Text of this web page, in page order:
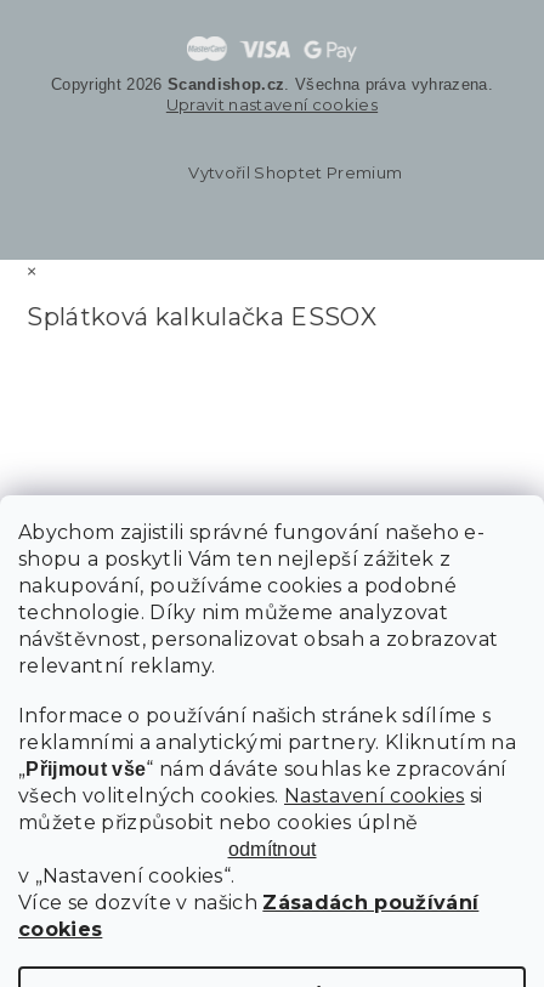
Abychom zajistili správné fungování našeho e-
shopu a poskytli Vám ten nejlepší zážitek z
nakupování, používáme cookies a podobné
technologie. Díky nim můžeme analyzovat
návštěvnost, personalizovat obsah a zobrazovat
relevantní reklamy.
Informace o používání našich stránek sdílíme s
reklamními a analytickými partnery. Kliknutím na
„Přijmout vše“ nám dáváte souhlas ke zpracování
všech volitelných cookies. Nastavení cookies si
můžete přizpůsobit nebo cookies úplně
odmítnout
v „Nastavení cookies“.
Více se dozvíte v našich Zásadách používání
cookies
Vytvořil Shoptet Premium
Copyright 2026 Scandishop.cz. Všechna práva vyhrazena.
Upravit nastavení cookies
×
Splátková kalkulačka ESSOX